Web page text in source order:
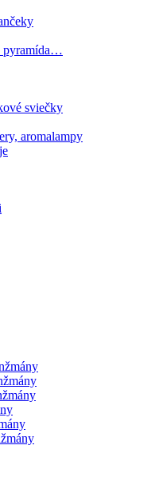
pyramída…
sviečky
aromalampy